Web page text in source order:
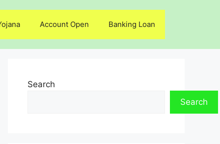
Account Open Banking Loan
Search
Search